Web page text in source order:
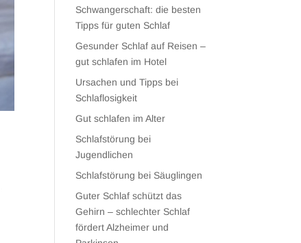
Schwangerschaft: die besten
Tipps für guten Schlaf
Gesunder Schlaf auf Reisen –
gut schlafen im Hotel
Ursachen und Tipps bei
Schlaflosigkeit
Gut schlafen im Alter
Schlafstörung bei
Jugendlichen
Schlafstörung bei Säuglingen
Guter Schlaf schützt das
Gehirn – schlechter Schlaf
fördert Alzheimer und